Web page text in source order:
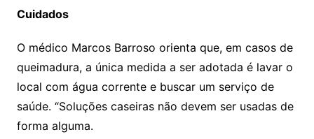
Cuidados
O médico Marcos Barroso orienta que, em casos de
queimadura, a única medida a ser adotada é lavar o
local com água corrente e buscar um serviço de
saúde. “Soluções caseiras não devem ser usadas de
forma alguma.